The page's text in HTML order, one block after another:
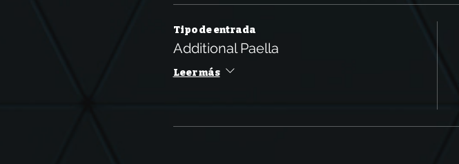
Tipo de entrada
Additional Paella
Leer más